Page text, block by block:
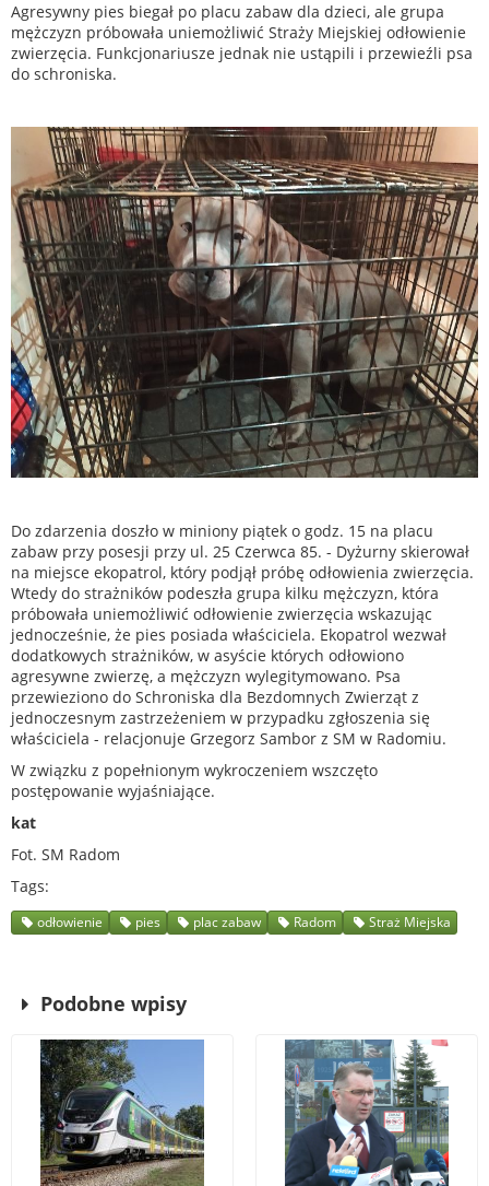
Agresywny pies biegał po placu zabaw dla dzieci, ale grupa
mężczyzn próbowała uniemożliwić Straży Miejskiej odłowienie
zwierzęcia. Funkcjonariusze jednak nie ustąpili i przewieźli psa
do schroniska.
Do zdarzenia doszło w miniony piątek o godz. 15 na placu
zabaw przy posesji przy ul. 25 Czerwca 85. - Dyżurny skierował
na miejsce ekopatrol, który podjął próbę odłowienia zwierzęcia.
Wtedy do strażników podeszła grupa kilku mężczyzn, która
próbowała uniemożliwić odłowienie zwierzęcia wskazując
jednocześnie, że pies posiada właściciela. Ekopatrol wezwał
dodatkowych strażników, w asyście których odłowiono
agresywne zwierzę, a mężczyzn wylegitymowano. Psa
przewieziono do Schroniska dla Bezdomnych Zwierząt z
jednoczesnym zastrzeżeniem w przypadku zgłoszenia się
właściciela - relacjonuje Grzegorz Sambor z SM w Radomiu.
W związku z popełnionym wykroczeniem wszczęto
postępowanie wyjaśniające.
kat
Fot. SM Radom
Tags
odłowienie pies plac zabaw Radom Straż Miejska
Podobne wpisy